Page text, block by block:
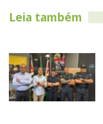
Leia também